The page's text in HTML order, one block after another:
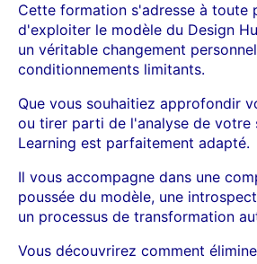
Cette formation s'adresse à toute
d'exploiter le modèle du Design
un véritable changement
conditionnements limitants.
Que vous souhaitiez approfondir
ou tirer parti de l'analyse de votre
Learning est parfaitement adapté.
Il vous accompagne dans une
poussée du modèle, une
un processus de transformation
Vous découvrirez comment